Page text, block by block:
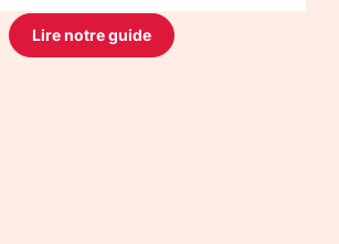
Lire notre guide